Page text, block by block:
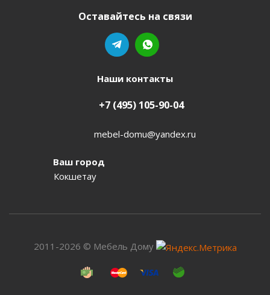
Оставайтесь на связи
Наши контакты
+7 (495) 105-90-04
mebel-domu@yandex.ru
Ваш город
Кокшетау
2011-2026 © Мебель Дому